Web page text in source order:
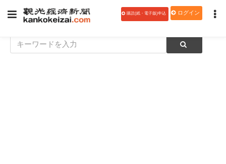
購読(紙・電子版)申込 ログイン